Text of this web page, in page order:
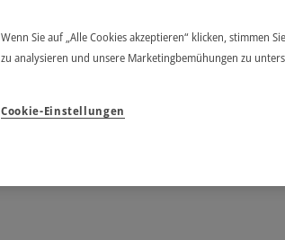
Wenn Sie auf „Alle Cookies akzeptieren“ klicken, stimmen
zu analysieren und unsere Marketingbemühungen zu
Cookie-Einstellungen